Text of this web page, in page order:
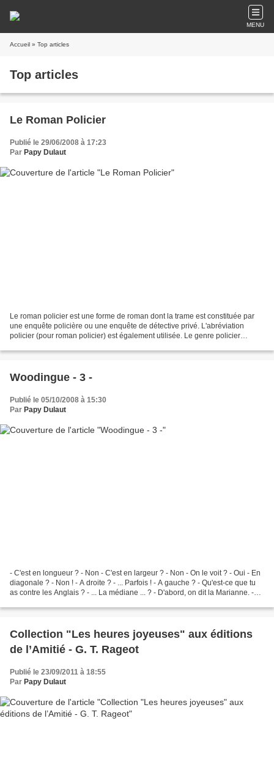
MENU
Accueil » Top articles
Top articles
Le Roman Policier
Publié le 29/06/2008 à 17:23
Par Papy Dulaut
Le roman policier est une forme de roman dont la trame est constituée par
une enquête policière ou une enquête de détective privé. L'abréviation
policier (pour roman policier) est également utilisée. Le genre policier
Woodingue - 3 -
Publié le 05/10/2008 à 15:30
Par Papy Dulaut
- C'est en longueur ? - Non - C'est en largeur ? - Non - On le voit ? - Oui - En
diagonale ? - Non ! - A droite ? - ... Parfois ! - A gauche ? - Qu'est-ce que tu
as contre les Anglais ? - ... La médiane ... ? - D'abord, on dit la Marianne. -
Collection "Les heures joyeuses" aux éditions
de l’Amitié - G. T. Rageot
Publié le 23/09/2011 à 18:55
Par Papy Dulaut